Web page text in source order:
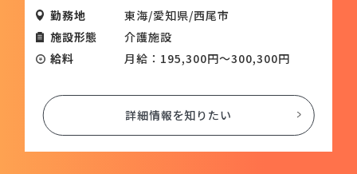
東海/愛知県/西尾市
介護施設
月給：195,300円～300,300円
詳細情報を知りたい